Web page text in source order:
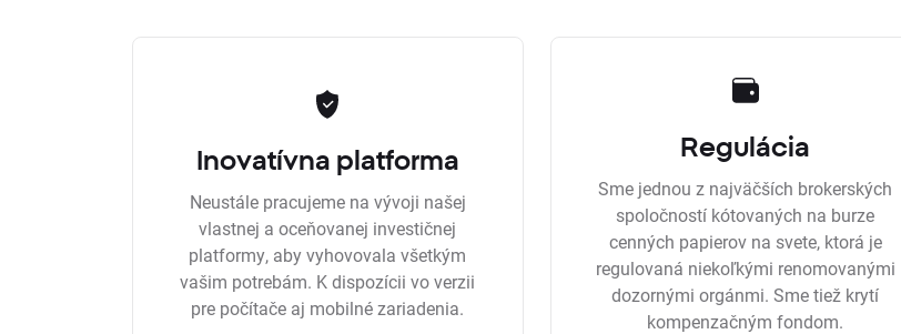
Inovatívna platforma
Neustále pracujeme na vývoji našej
vlastnej a oceňovanej investičnej
platformy, aby vyhovovala všetkým
vašim potrebám. K dispozícii vo verzii
pre počítače aj mobilné zariadenia.
Regulácia
Sme jednou z najväčších brokerských
spoločností kótovaných na burze
cenných papierov na svete, ktorá je
regulovaná niekoľkými renomovanými
dozornými orgánmi. Sme tiež krytí
kompenzačným fondom.